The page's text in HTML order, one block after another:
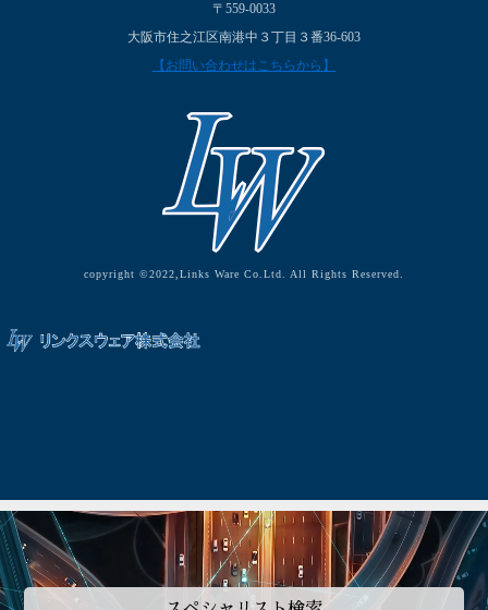
〒559-0033
大阪市住之江区南港中３丁目３番36-603
【お問い合わせはこちらから】
copyright ©2022,Links Ware Co.Ltd. All Rights Reserved.